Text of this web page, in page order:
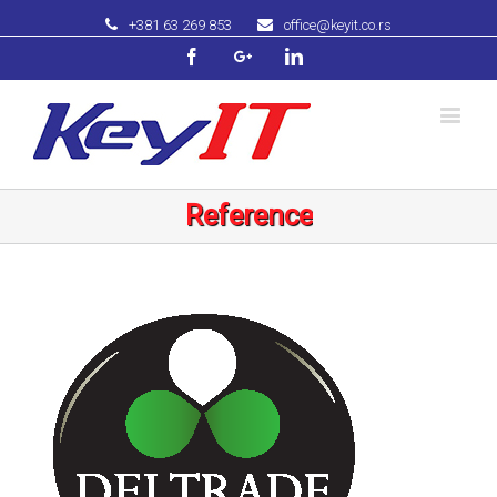
+381 63 269 853 office@keyit.co.rs
FacebookGoogleplusLinkedin
Reference